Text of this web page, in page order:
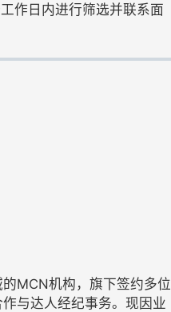
作日内进行筛选并联系面
MCN机构，旗下签约多位
与达人经纪事务。现因业